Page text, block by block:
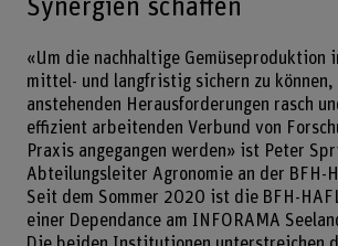
Synergien schaffen
«Um die nachhaltige Gemüseproduktion
mittel- und langfristig sichern zu können,
anstehenden Herausforderungen rasch
effizient arbeitenden Verbund von
Praxis angegangen werden» ist Peter
Abteilungsleiter Agronomie an der BFH-
Seit dem Sommer 2020 ist die BFH-
einer Dependance am INFORAMA